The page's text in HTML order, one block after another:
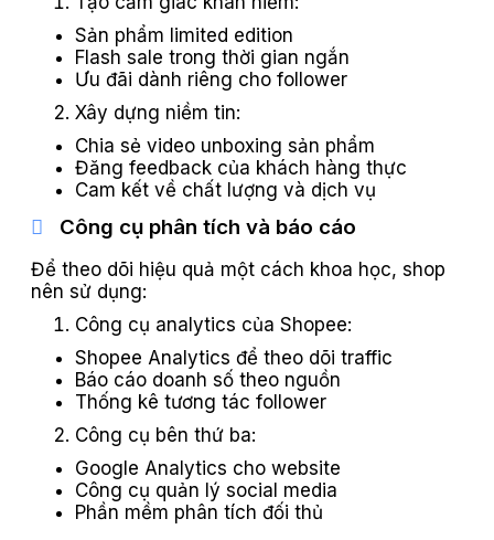
Sản phẩm limited edition
Flash sale trong thời gian ngắn
Ưu đãi dành riêng cho follower
Xây dựng niềm tin:
Chia sẻ video unboxing sản phẩm
Đăng feedback của khách hàng thực
Cam kết về chất lượng và dịch vụ
Công cụ phân tích và báo cáo
Để theo dõi hiệu quả một cách khoa học, shop
nên sử dụng:
Công cụ analytics của Shopee:
Shopee Analytics để theo dõi traffic
Báo cáo doanh số theo nguồn
Thống kê tương tác follower
Công cụ bên thứ ba:
Google Analytics cho website
Công cụ quản lý social media
Phần mềm phân tích đối thủ